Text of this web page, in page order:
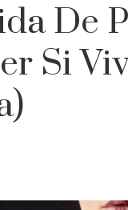
De
Si